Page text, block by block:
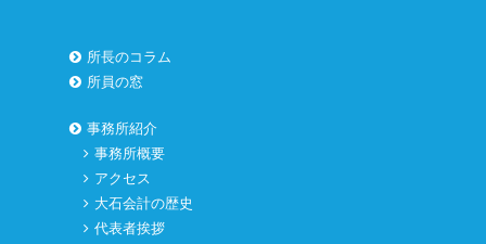
所長のコラム
所員の窓
事務所紹介
事務所概要
アクセス
大石会計の歴史
代表者挨拶